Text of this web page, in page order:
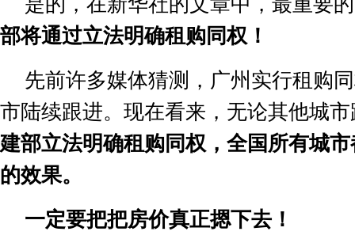
部将通过立法明确租购同权！
先前许多媒体猜测，广州实行租购
市陆续跟进。现在看来，无论其他城
建部立法明确租购同权，全国所有城
的效果。
一定要把把房价真正摁下去！